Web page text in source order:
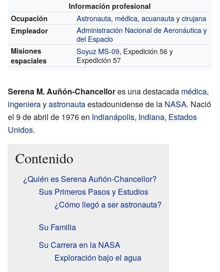
Información profesional
Ocupación
Astronauta, médica,acuanautaycirujana
Empleador
Administración Nacional de Aeronáutica y
del Espacio
Misiones
espaciales
Soyuz MS-09, Expedición 56 y
Expedición 57
Serena M. Auñón-Chancellores una destacada médica,
ingenierayastronautaestadounidense de la NASA. Nació
el 9 de abril de 1976 en Indianápolis, Indiana, Estados
Unidos.
Contenido
¿Quién es Serena Auñón-Chancellor?
Sus Primeros Pasos y Estudios
¿Cómo llegó a ser astronauta?
Su Familia
Su Carrera en la NASA
Exploración bajo el agua